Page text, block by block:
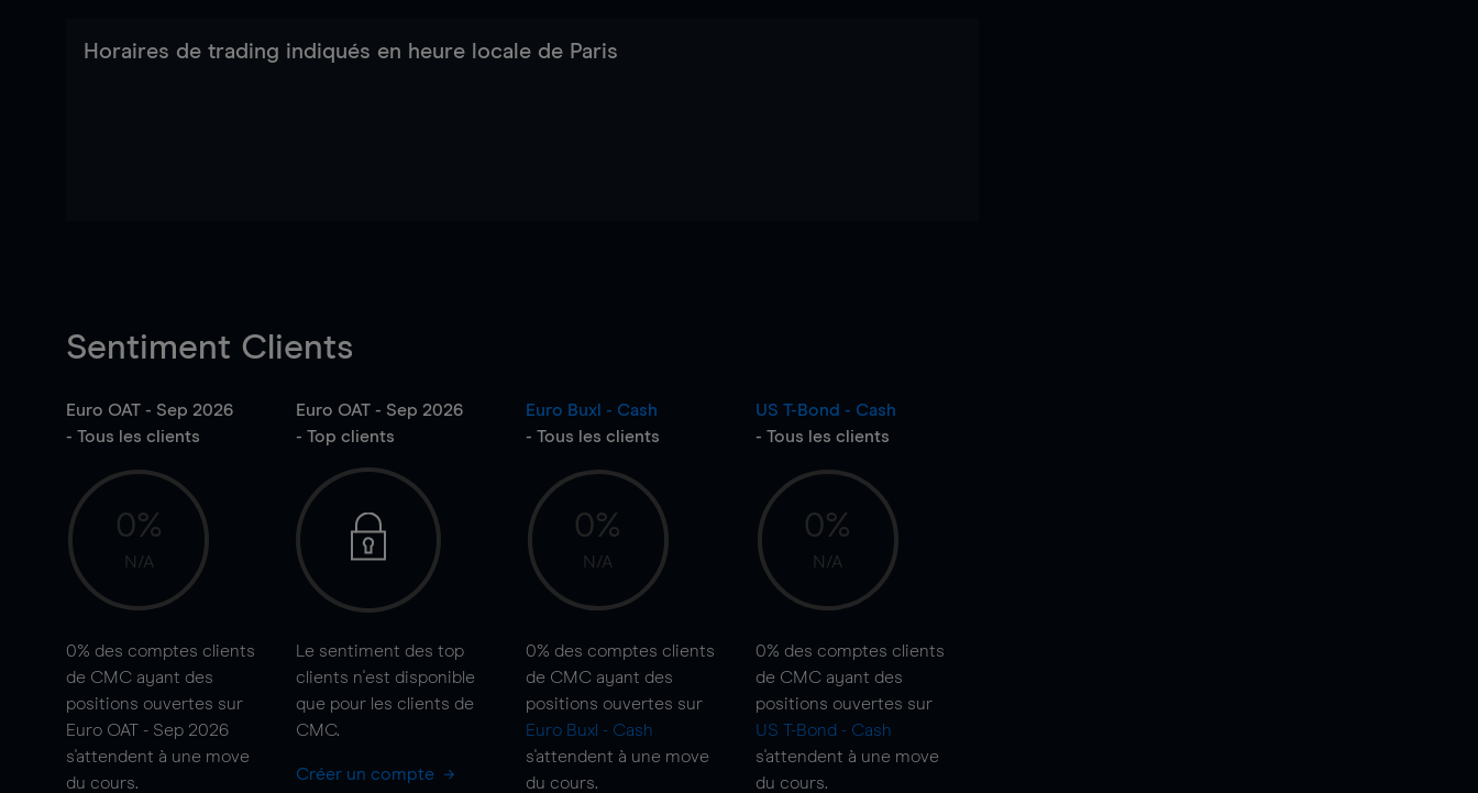
Horaires de trading indiqués en heure locale de Paris
Sentiment Clients
Euro OAT - Sep 2026
- Tous les clients
0%
N/A
0% des comptes clients
de CMC ayant des
positions ouvertes sur
Euro OAT - Sep 2026
s'attendent à une move
du cours.
Euro OAT - Sep 2026
- Top clients
Le sentiment des top
clients n'est disponible
que pour les clients de
CMC.
Créer un compte
Euro Buxl - Cash
- Tous les clients
0%
N/A
0% des comptes clients
de CMC ayant des
positions ouvertes sur
Euro Buxl - Cash
s'attendent à une move
du cours.
US T-Bond - Cash
- Tous les clients
0%
N/A
0% des comptes clients
de CMC ayant des
positions ouvertes sur
US T-Bond - Cash
s'attendent à une move
du cours.